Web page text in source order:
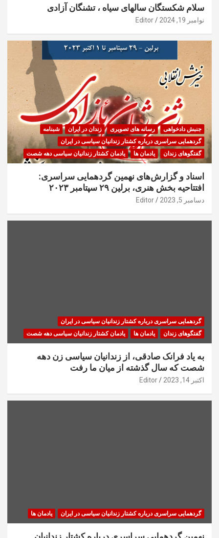
سلام شکستگان سالهای سیاه ، تشنگان آزادی
نوامبر 19, 2024 Editor
جنبش دادخواهی رسانه های تصویری زندان در ایران
شبنامه
گردهمایی سراسری درباره کشتار زندانیان سیاسی در ایران
گفتگوهای زندان
یادمان ها یادمان کشتار زندانیان سیاسی دهه شصت
اسناد و گزارش‌های نهمین گردهمایی سراسری:
افتتاحیه بخش هنری، برلین ۲۹ سپتامبر ۲۰۲۳
دسامبر 5, 2023 Editor
گردهمایی سراسری درباره کشتار زندانیان سیاسی در ایران
گفتگوهای زندان
یادمان ها یادمان کشتار زندانیان سیاسی دهه شصت
به یاد فرانک صادقی، از زندانیان سیاسی زن دهه
شصت که سال گذشته از میان ما رفت
اکتبر 14, 2023 Editor
گردهمایی سراسری درباره کشتار زندانیان سیاسی در ایران یادمان ها